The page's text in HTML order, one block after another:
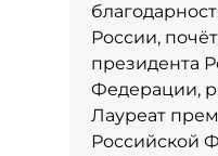
России,
президента
Федерации,
Лауреат
Российской